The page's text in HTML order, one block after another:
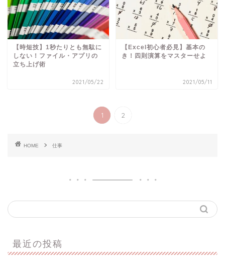
【時短技】1秒たりとも無駄に
しない！ファイル・アプリの
立ち上げ術
2021/05/22
【Excel初心者必見】基本の
き！四則演算をマスターせよ
2021/05/11
1 2
HOME 仕事
最近の投稿